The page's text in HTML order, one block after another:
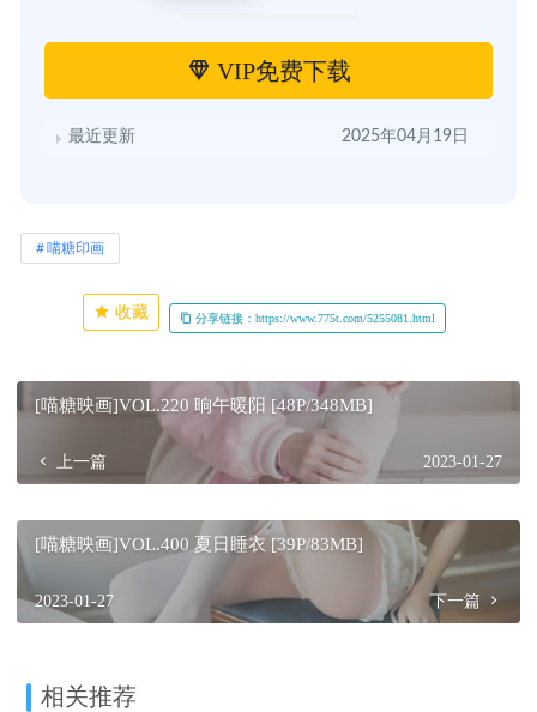
VIP免费下载
最近更新 2025年04月19日
喵糖印画
收藏 分享链接：https://www.775t.com/5255081.html
[喵糖映画]VOL.220 晌午暖阳 [48P/348MB]
上一篇 2023-01-27
[喵糖映画]VOL.400 夏日睡衣 [39P/83MB]
2023-01-27 下一篇
相关推荐